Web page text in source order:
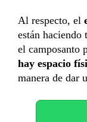
Al respecto, el
están haciendo
el camposanto
hay espacio
manera de dar